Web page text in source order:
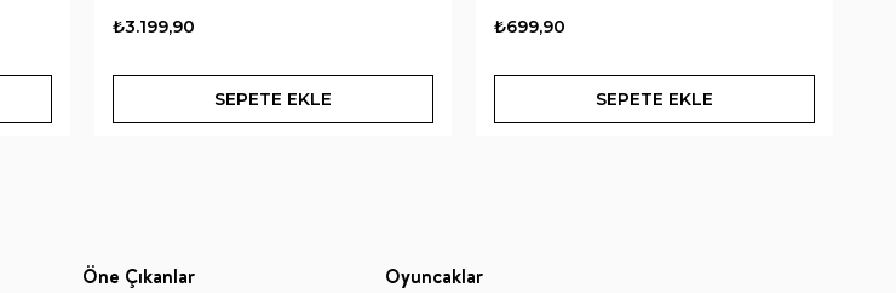
₺3.199,90
SEPETE EKLE
₺699,90
SEPETE EKLE
Öne Çıkanlar Oyuncaklar